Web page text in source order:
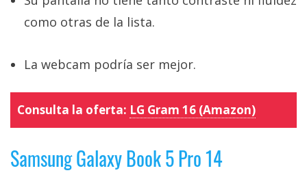
como otras de la lista.
La webcam podría ser mejor.
Consulta la oferta: LG Gram 16 (Amazon)
Samsung Galaxy Book 5 Pro 14